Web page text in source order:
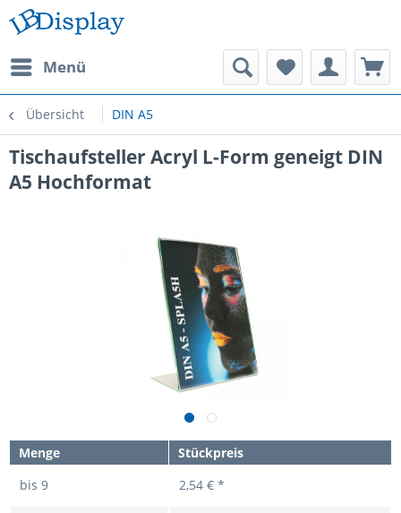
Menü
Übersicht DIN A5
Tischaufsteller Acryl L-Form geneigt DIN
A5 Hochformat
Menge
Stückpreis
bis 9 2,54 € *